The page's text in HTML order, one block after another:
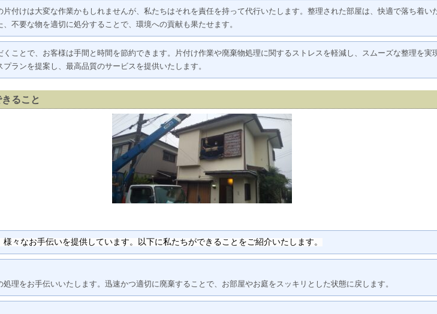
片付けは大変な作業かもしれませんが、私たちはそれを責任を持って代行いたします。整理された部屋は、快適で落ち着い
不要な物を適切に処分することで、環境への貢献も果たせます。
くことで、お客様は手間と時間を節約できます。片付け作業や廃棄物処理に関するストレスを軽減し、スムーズな整理を実
ランを提案し、最高品質のサービスを提供いたします。
ること
々なお手伝いを提供しています。以下に私たちができることをご紹介いたします。
理をお手伝いいたします。迅速かつ適切に廃棄することで、お部屋やお庭をスッキリとした状態に戻します。